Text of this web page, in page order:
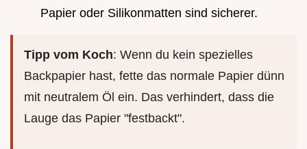
Papier oder Silikonmatten sind sicherer.
Tipp vom Koch: Wenn du kein spezielles
Backpapier hast, fette das normale Papier dünn
mit neutralem Öl ein. Das verhindert, dass die
Lauge das Papier "festbackt".